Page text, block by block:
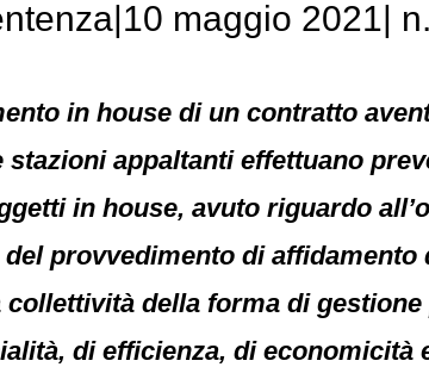
maggio 2021|
in house di un contratto
stazioni appaltanti effettuano
in house, avuto riguardo
provvedimento di
collettività della forma di
di efficienza, di